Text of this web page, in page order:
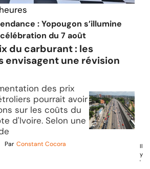
: Yopougon s’illumine
du 7 août
du carburant : les
envisagent une révision
des prix
pourrait avoir
sur les coûts du
d'Ivoire. Selon une
Par Constant Cocora
Il
y
'